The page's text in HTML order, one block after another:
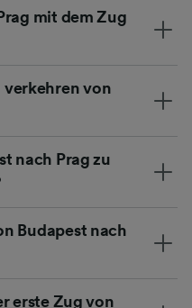
mit dem Zug
verkehren von
nach Prag zu
Budapest nach
erste Zug von